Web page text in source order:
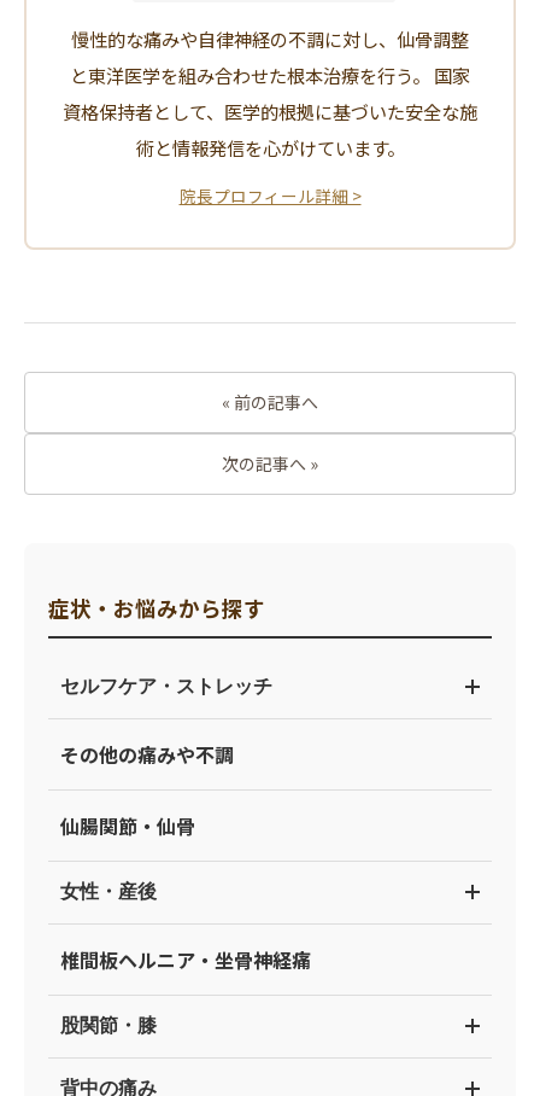
慢性的な痛みや自律神経の不調に対し、仙骨調整
と東洋医学を組み合わせた根本治療を行う。 国家
資格保持者として、医学的根拠に基づいた安全な施
術と情報発信を心がけています。
院長プロフィール詳細 >
« 前の記事へ
次の記事へ »
症状・お悩みから探す
セルフケア・ストレッチ
その他の痛みや不調
仙腸関節・仙骨
女性・産後
椎間板ヘルニア・坐骨神経痛
股関節・膝
背中の痛み